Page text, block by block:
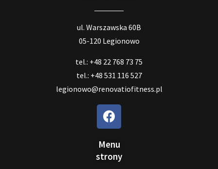
ul. Warszawska 60B
05-120 Legionowo
tel.: +48 22 768 73 75
tel.: +48 531 116 527
legionowo@renovatiofitness.pl
Menu
strony